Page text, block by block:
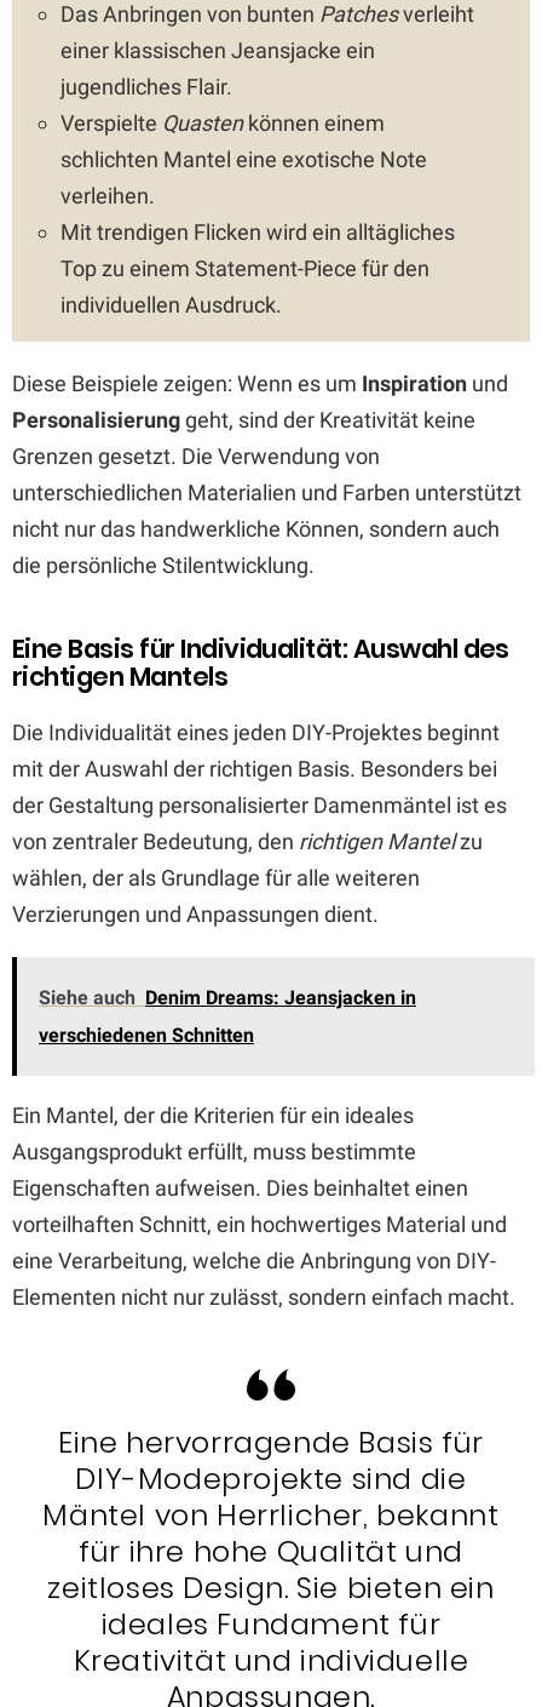
Das Anbringen von bunten Patchesverleiht
einer klassischen Jeansjacke ein
jugendliches Flair.
Verspielte Quastenkönnen einem
schlichten Mantel eine exotische Note
verleihen.
Mit trendigen Flicken wird ein alltägliches
Top zu einem Statement-Piece für den
individuellen Ausdruck.
Diese Beispiele zeigen: Wenn es um Inspiration und
Personalisierunggeht, sind der Kreativität keine
Grenzen gesetzt. Die Verwendung von
unterschiedlichen Materialien und Farben unterstützt
nicht nur das handwerkliche Können, sondern auch
die persönliche Stilentwicklung.
Eine Basis für Individualität: Auswahl des
richtigen Mantels
Die Individualität eines jeden DIY-Projektes beginnt
mit der Auswahl der richtigen Basis. Besonders bei
der Gestaltung personalisierter Damenmäntel ist es
von zentraler Bedeutung, den richtigen Mantelzu
wählen, der als Grundlage für alle weiteren
Verzierungen und Anpassungen dient.
Siehe auch Denim Dreams: Jeansjacken in
verschiedenen Schnitten
Ein Mantel, der die Kriterien für ein ideales
Ausgangsprodukt erfüllt, muss bestimmte
Eigenschaften aufweisen. Dies beinhaltet einen
vorteilhaften Schnitt, ein hochwertiges Material und
eine Verarbeitung, welche die Anbringung von DIY-
Elementen nicht nur zulässt, sondern einfach macht.
Eine hervorragende Basis für
DIY-Modeprojekte sind die
Mäntel von Herrlicher, bekannt
für ihre hohe Qualität und
zeitloses Design. Sie bieten ein
ideales Fundament für
Kreativität und individuelle
Anpassungen.